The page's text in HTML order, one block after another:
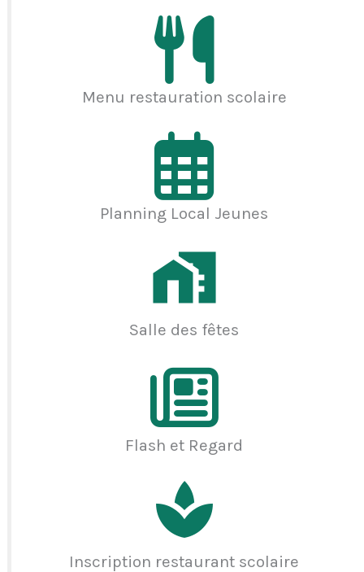
Menu restauration scolaire
Planning Local Jeunes
Salle des fêtes
Flash et Regard
Inscription restaurant scolaire